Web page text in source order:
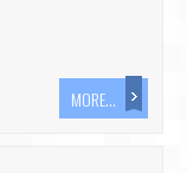
MORE...